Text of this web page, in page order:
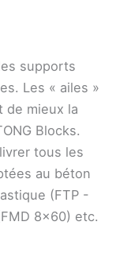
supports
Les « ailes »
de mieux la
Blocks.
tous les
au béton
(FTP -
8×60) etc.